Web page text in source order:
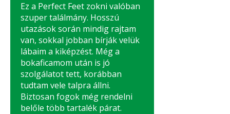
Ez a Perfect Feet zokni valóban
szuper találmány. Hosszú
utazások során mindig rajtam
van, sokkal jobban bírják velük
lábaim a kiképzést. Még a
bokaficamom után is jó
szolgálatot tett, korábban
tudtam vele talpra állni.
Biztosan fogok még rendelni
belőle több tartalék párat.